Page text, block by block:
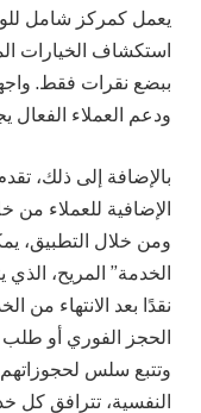
يعمل كمركز شامل
استكشاف الخيارات
ودعم العملاء الفعال
الإضافية للعملاء من
ومن خلال التطبيق،
الخدمة” المريح، الذي
نقدًا بعد الانتهاء من
الحجز الفوري أو طلب
وتتبع سلس